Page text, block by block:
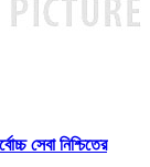
সেবা নিশ্চিতের